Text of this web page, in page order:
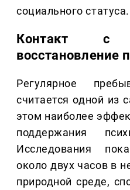
социального статуса.
Контакт с
восстановление
Регулярное
считается одной из
этом наиболее
поддержания
Исследования
около двух часов в
природной среде,